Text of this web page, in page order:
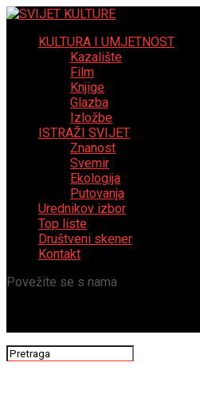
KULTURA I UMJETNOST
Kazalište
Film
Knjige
Glazba
Izložbe
ISTRAŽI SVIJET
Znanost
Svemir
Ekologija
Putovanja
Urednikov izbor
Top liste
Društveni skener
Kontakt
Povežite se s nama